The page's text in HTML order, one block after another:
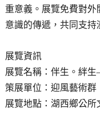
重意義。展覽免費對
意識的傳遞，共同支持
展覽資訊
展覽名稱：伴生。絆生
策展單位：迎風藝術群
展覽地點：湖西鄉公所